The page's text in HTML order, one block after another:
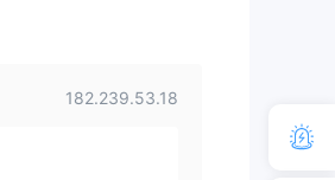
182.239.53.18